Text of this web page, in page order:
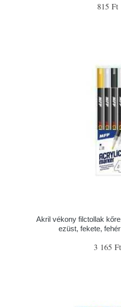
815 Ft
Akril vékony filctollak
ezüst, fekete,
3 165 Ft